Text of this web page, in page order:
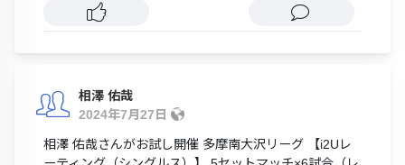
相澤 佑哉
2024年7月27日
相澤 佑哉さんがお試し開催 多摩南大沢リーグ 【i2Uレ